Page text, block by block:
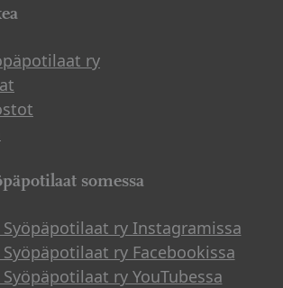
ry
somessa
Syöpäpotilaat ry Instagramissa
ry Facebookissa
ry YouTubessa